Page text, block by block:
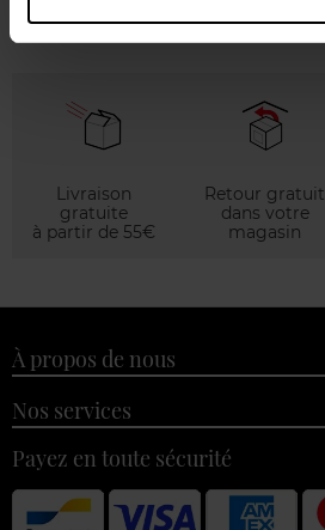
Livraison
gratuite
à partir de 55€
Retour gratuit
dans votre
magasin
À propos de nous
Nos services
Payez en toute sécurité